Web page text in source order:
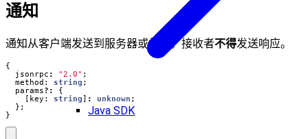
Java SDK
通知
通知从客户端发送到服务器或相反。接收者不得发送响应。
{
jsonrpc : "2.0" ;
method : string ;
params?:
{
key : string : unknown ;
};
}